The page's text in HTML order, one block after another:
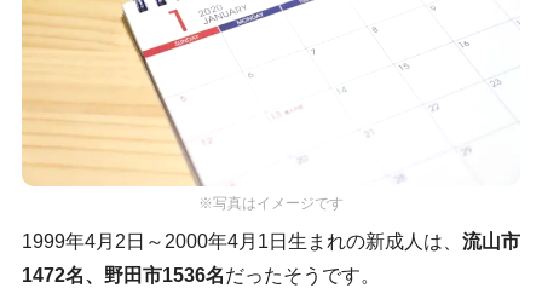
※写真はイメージです
1999年4月2日～2000年4月1日生まれの新成人は、 流山市
1472名、野田市1536名だったそうです。